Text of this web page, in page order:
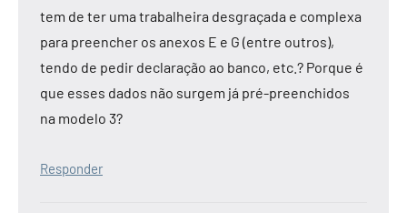
tem de ter uma trabalheira desgraçada e complexa
para preencher os anexos E e G (entre outros),
tendo de pedir declaração ao banco, etc.? Porque é
que esses dados não surgem já pré-preenchidos
na modelo 3?
Responder